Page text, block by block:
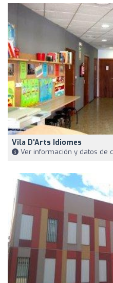
Vila D'Arts Idiomes
Ver información y datos de